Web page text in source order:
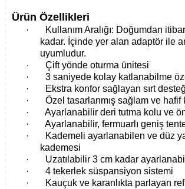
Ürün Özellikleri
·
Kullanım Aralığı: Doğumdan
kadar. İçinde yer alan adaptör ile
uyumludur.
·
Çift yönde oturma ünitesi
·
3 saniyede kolay katlanabilme
·
Ekstra konfor sağlayan sırt
·
Özel tasarlanmış sağlam ve hafif
·
Ayarlanabilir deri tutma kolu ve
·
Ayarlanabilir, fermuarlı geniş
·
Kademeli ayarlanabilen ve düz
kademesi
·
Uzatılabilir 3 cm kadar
·
4 tekerlek süspansiyon sistemi
·
Kauçuk ve karanlıkta parlayan